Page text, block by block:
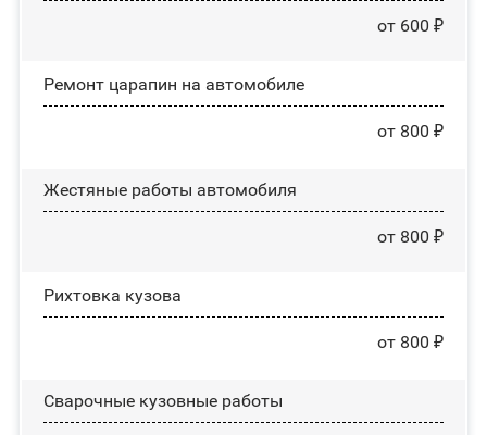
от 600 ₽
Ремонт царапин на автомобиле
от 800 ₽
Жестяные работы автомобиля
от 800 ₽
Рихтовка кузова
от 800 ₽
Сварочные кузовные работы